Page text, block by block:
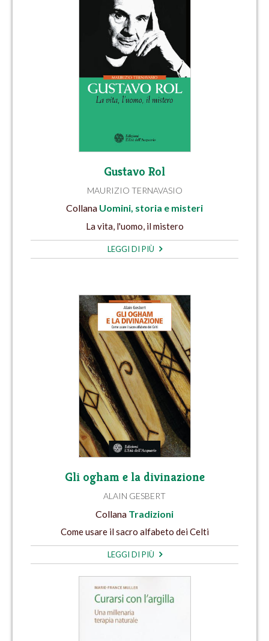
Gustavo Rol
MAURIZIO TERNAVASIO
Collana Uomini, storia e misteri
La vita, l'uomo, il mistero
LEGGI DI PIÙ
Gli ogham e la divinazione
ALAIN GESBERT
Collana Tradizioni
Come usare il sacro alfabeto dei Celti
LEGGI DI PIÙ